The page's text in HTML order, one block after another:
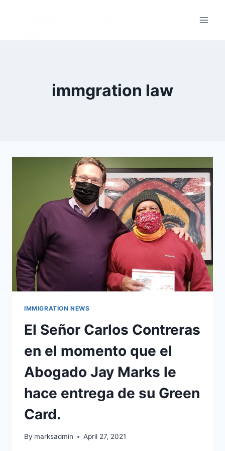
immgration law
IMMIGRATION NEWS
El Señor Carlos Contreras
en el momento que el
Abogado Jay Marks le
hace entrega de su Green
Card.
By marksadmin April 27, 2021